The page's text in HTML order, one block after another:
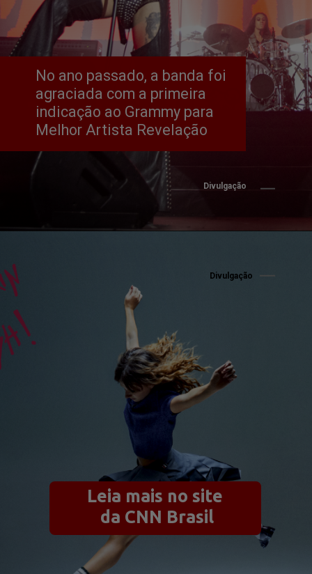
No ano passado, a banda foi
agraciada com a primeira
indicação ao Grammy para
Melhor Artista Revelação
Divulgação
Leia mais no site
da CNN Brasil
Divulgação